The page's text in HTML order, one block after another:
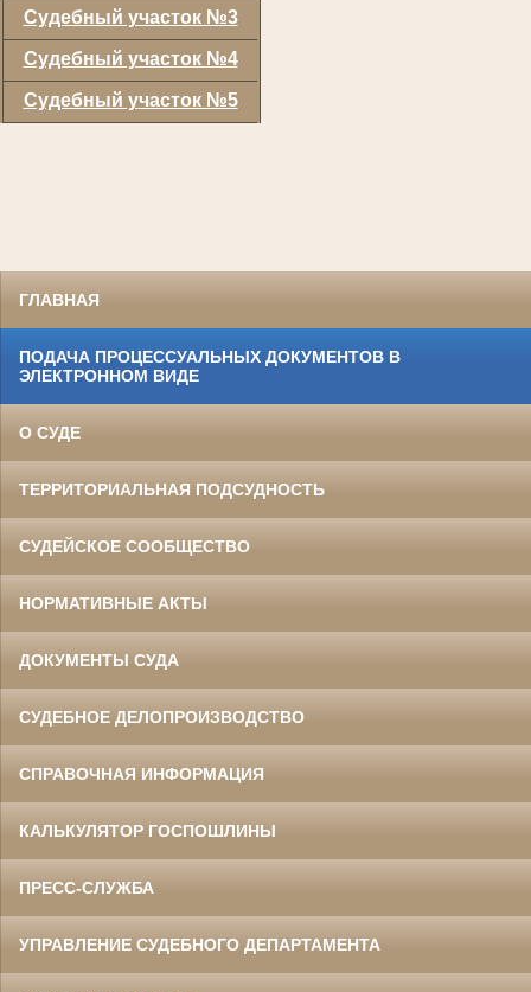
Судебный участок №3
Судебный участок №4
Судебный участок №5
ГЛАВНАЯ
ПОДАЧА ПРОЦЕССУАЛЬНЫХ ДОКУМЕНТОВ В
ЭЛЕКТРОННОМ ВИДЕ
О СУДЕ
ТЕРРИТОРИАЛЬНАЯ ПОДСУДНОСТЬ
СУДЕЙСКОЕ СООБЩЕСТВО
НОРМАТИВНЫЕ АКТЫ
ДОКУМЕНТЫ СУДА
СУДЕБНОЕ ДЕЛОПРОИЗВОДСТВО
СПРАВОЧНАЯ ИНФОРМАЦИЯ
КАЛЬКУЛЯТОР ГОСПОШЛИНЫ
ПРЕСС-СЛУЖБА
УПРАВЛЕНИЕ СУДЕБНОГО ДЕПАРТАМЕНТА